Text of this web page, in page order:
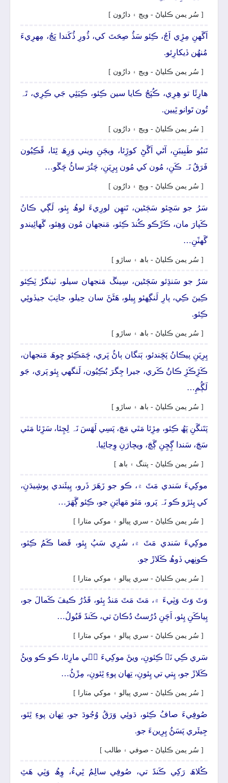
[ سُر يمن ڪلياڻ - ويڄ ۽ دارُون ]
اَگَهنِ مِڙِي اَڄُ، ڪِئو سَڏُ صِحَتَ کي، ڏُورِ ڏُکَندا ڀَڄُ، مِھرِيءَ
مُنھُن ڏيکارِئو.
[ سُر يمن ڪلياڻ - ويڄ ۽ دارُون ]
ھارِئَا تو ھِرِي، ڪُپَجُ ڪايا سين ڪِئو، ڪِيَئِي جَي ڪِرِي، تَہ
تُون تَوانو ٿِيين.
[ سُر يمن ڪلياڻ - ويڄ ۽ دارُون ]
تَنبُو طَبِيبَنِ، آڻي اَڱَڻِ کوڙِئا، ويڄَنِ ويٺي وَرِھَ ٿِئا، ڦَڪِيُون
فَرَقُ نَہ ڪَنِ، مُون کي مُون پِرِيَنِ، چَتُرَ ساڻُ چَڱو…
[ سُر يمن ڪلياڻ - ويڄ ۽ دارُون ]
سَرُ جو سَڃِئو سَڄَڻين، تَنھِن لورِيءَ لوھُ ٻِئو، لَڳي ڪانُ
ڪَپارَ مان، ڪَڙَڪو ڪُندَ ڪِئو، مَنجهان مُون وَھِئو، گَهائِيندو
گَهٽَنِ…
[ سُر يمن ڪلياڻ - باھ ۽ ساڙو ]
سَرُ جو سَنڌِئو سَڄَڻين، سِينڱ مَنجهان سيلو، ٽينگرُ ٽِڪِئو
ڪِينَ ڪِي، پارِ لَنگِهئو پِيلو، ھَڻَڻَ سان حِيلو، جانِبَ جيڏوئِي
ڪِئو.
[ سُر يمن ڪلياڻ - باھ ۽ ساڙو ]
پِرِيَنِ پيڪانُ پَڇَندئو، ٻَنگان ٻاڻُ ڀَري، ڇَمَڪِئو ڇوھَ مَنجهان،
ڪَڙِڪَڙِ ڪانُ ڪَري، جيرا جِگرَ بُڪِيُون، لَنگهي پِئو پَري، جَو
لَڳُمِ…
[ سُر يمن ڪلياڻ - باھ ۽ ساڙو ]
پَتَنگَنِ پَھُ ڪِئو، مِڙِئا مَٿي مَچَ، پَسِي لَھَسَ نَہ لِچِئا، سَڙِئا مَٿي
سَچَ، سَندا ڳِچِنِ ڳَچَ، ويچارَنِ وِڃائِيا.
[ سُر يمن ڪلياڻ - پتنگ ۽ باھ ]
موکِيءَ سَندي مَٽَ ۾، ڪو جو زَھَرَ ذَرو، پِيئَندي پوشِيدَنِ،
کي پِئڙو ڪو نَہ پَرو، مَٿو مَھايَنِ جو، ڪِئو ڳَھَرَ…
[ سُر يمن ڪلياڻ - سري پيالو ۽ موکي متارا ]
موکِيءَ سَندي مَٽَ ۾، سُرِي سَپُ پِئو، قَضا ڪَمُ ڪِئو،
ڪونِهي ڏوھُ ڪَلاڙَ جو.
[ سُر يمن ڪلياڻ - سري پيالو ۽ موکي متارا ]
وَٽَ وَٽَ وَٽِيءَ ۾، مَٽَ مَٽَ مَندُ ٻِئو، قَدُرُ ڪيفَ ڪَمالَ جو،
پِياڪَنِ پِئو، اَچَنِ دُرُستُ دُڪانَ تي، ڪَنڌَ قَبُولُ…
[ سُر يمن ڪلياڻ - سري پيالو ۽ موکي متارا ]
سَري ڪِي نَہ ڪِئونِ، ويڻَ موکِيءَ جٖي مارِئا، ڪو ڪو ويڻُ
ڪَلاڙَ جو، پِتي تي پِئونِ، تِھان پوءِ ٿِئونِ، مِڙَڻُ…
[ سُر يمن ڪلياڻ - سري پيالو ۽ موکي متارا ]
صُوفِيءَ صافُ ڪِئو، ڌوئِي وَرَقُ وُجُودَ جو، تِھان پوءِ ٿِئو،
جِيئَري پَسَڻُ پِرِينءَ جو.
[ سُر يمن ڪلياڻ - صوفي ۽ طالب ]
ڪُلاھَ رَکِي ڪَنڌَ تي، صُوفِي سالِمُ ٿِيءُ، وِھُ وَٽِي ھَٿِ